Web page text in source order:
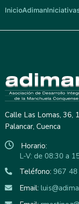
InicioAdiman
Calle Las Lomas, 36,
Palancar, Cuenca
Horario:
L-V: de 08:30 a
Teléfono: 967
Email: